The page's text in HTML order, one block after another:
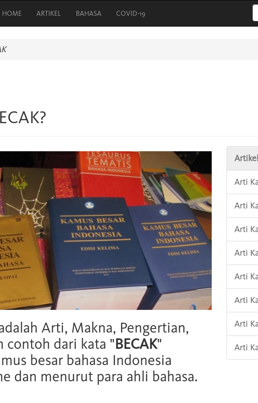
HOME ARTIKEL BAHASA COVID-19
Arti, Makna, Pengertian,
contoh dari kata "BECAK"
besar bahasa Indonesia
dan menurut para ahli bahasa.
Arti
Arti
Arti
Arti
Arti
Arti
Arti
Arti